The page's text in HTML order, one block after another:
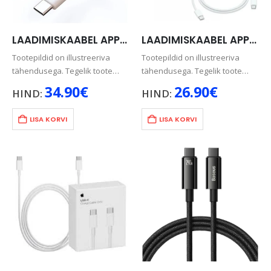
LAADIMISKAABEL APPLE USB-C -> LIGHTNING, 2M
Tootepildid on illustreeriva
tähendusega. Tegelik toote
olevast.
HIND: 34.90€
LISA KORVI
LAADIMISKAABEL APPLE USB-C 60W, 1M, VALGE
Tootepildid on illustreeriva
tähendusega. Tegelik toote
olevast.
HIND: 26.90€
LISA KORVI